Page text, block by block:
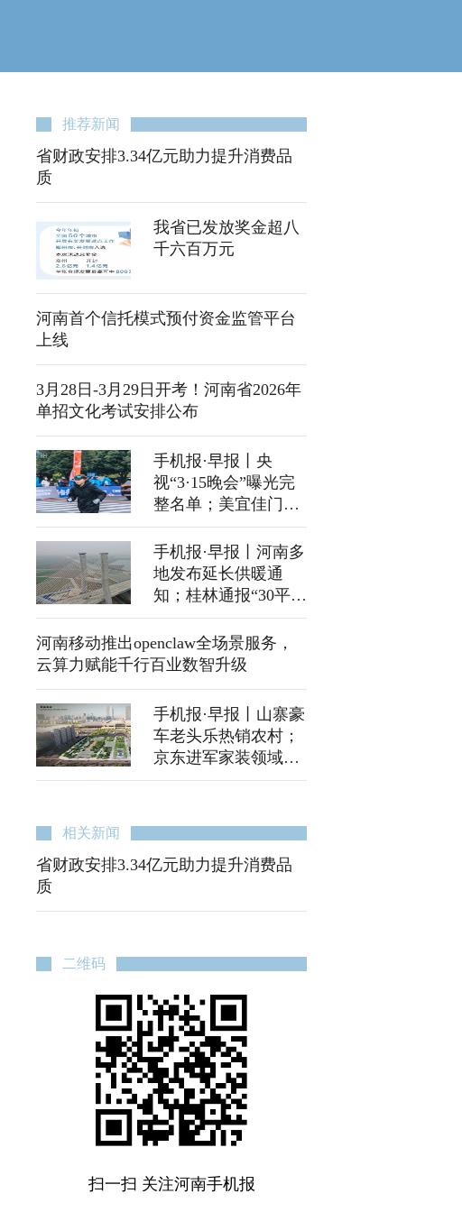
推荐新闻
省财政安排3.34亿元助力提升消费品
质
我省已发放奖金超八
千六百万元
河南首个信托模式预付资金监管平台
上线
3月28日-3月29日开考！河南省2026年
单招文化考试安排公布
手机报·早报丨央
视“3·15晚会”曝光完
整名单；美宜佳门店
查获非法卷烟139.99
万支
手机报·早报丨河南多
地发布延长供暖通
知；桂林通报“30平店
面开出10家档口”
河南移动推出openclaw全场景服务，
云算力赋能千行百业数智升级
手机报·早报丨山寨豪
车老头乐热销农村；
京东进军家装领域，
通过自营模式入场
相关新闻
省财政安排3.34亿元助力提升消费品
质
二维码
扫一扫 关注河南手机报